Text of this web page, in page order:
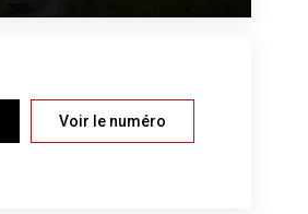
Voir le numéro